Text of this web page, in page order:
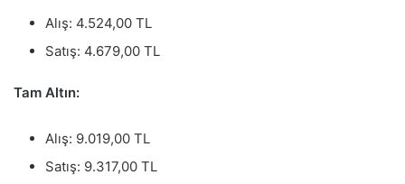
Alış: 4.524,00 TL
Satış: 4.679,00 TL
Tam Altın:
Alış: 9.019,00 TL
Satış: 9.317,00 TL